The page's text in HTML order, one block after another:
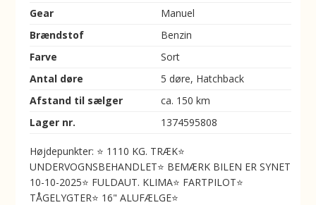
Gear
Manuel
Brændstof
Benzin
Farve
Sort
Antal døre
5 døre, Hatchback
Afstand til sælger
ca. 150 km
Lager nr.
1374595808
Højdepunkter: ⭐️ 1110 KG. TRÆK⭐️
UNDERVOGNSBEHANDLET⭐ BEMÆRK BILEN ER SYNET
10-10-2025⭐ FULDAUT. KLIMA⭐ FARTPILOT⭐️
TÅGELYGTER⭐️ 16" ALUFÆLGE⭐️